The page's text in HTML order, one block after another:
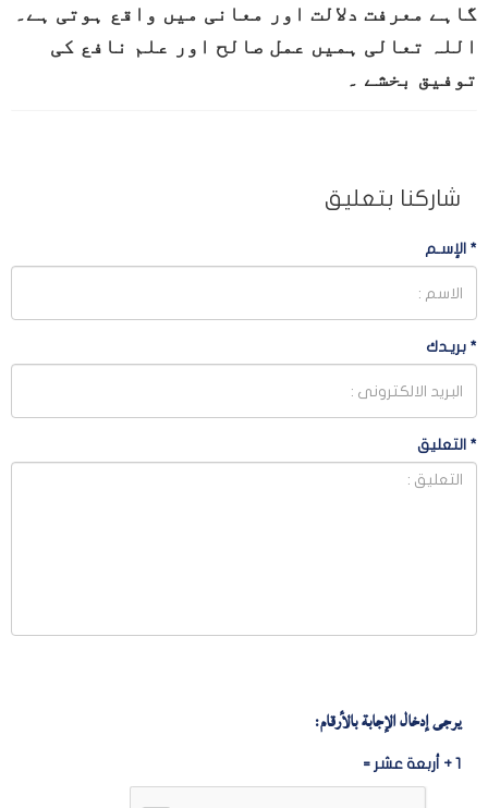
گاہے معرفت دلالت اور معانی میں واقع ہوتی ہے۔
اللہ تعالی ہمیں عمل صالح اور علم نافع کی
توفیق بخشے ۔
شاركنا بتعليق
* الإسـم
* بريـدك
* التعليق
يرجى إدخال الإجابة بالأرقام:
1 + أربعة عشر =